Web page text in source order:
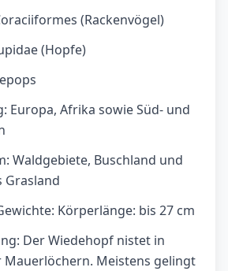
(Rackenvögel)
(Hopfe)
Europa, Afrika sowie Süd- und
Waldgebiete, Buschland und
Grasland
Körperlänge: bis 27 cm
Der Wiedehopf nistet in
Mauerlöchern. Meistens gelingt